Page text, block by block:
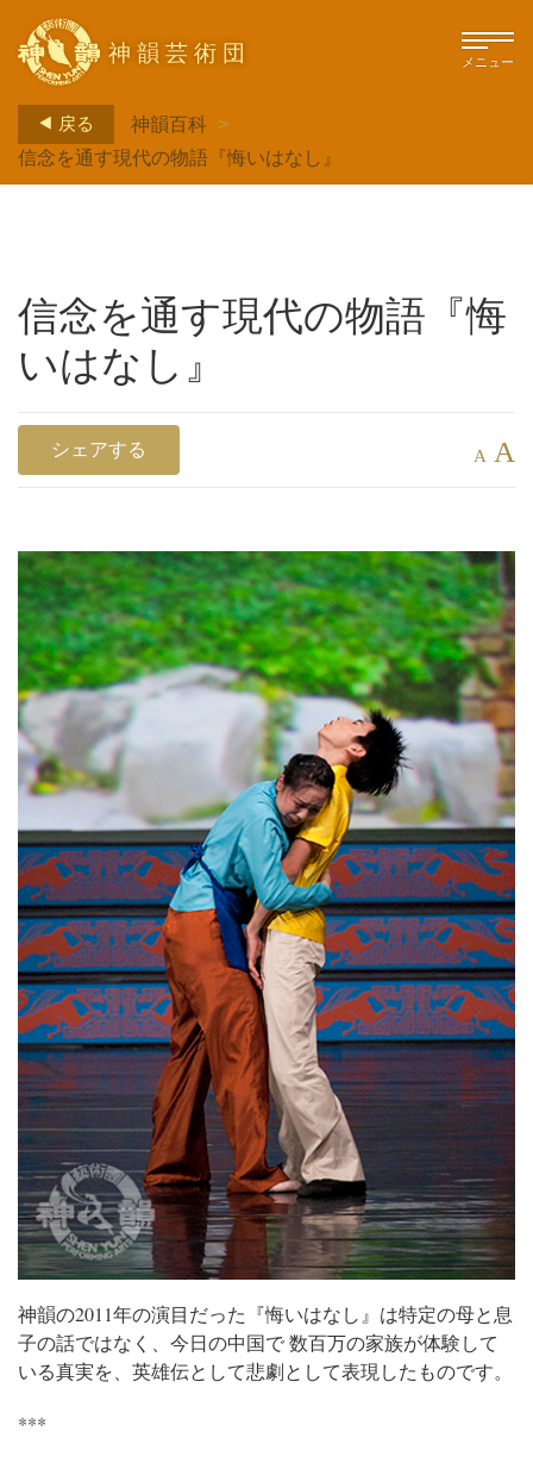
神韻芸術団 メニュー
戻る 神韻百科 >
信念を通す現代の物語『悔いはなし』
信念を通す現代の物語『悔
いはなし』
シェアする A A
神韻の2011年の演目だった『悔いはなし』は特定の母と息
子の話ではなく、今日の中国で 数百万の家族が体験して
いる真実を、英雄伝として悲劇として表現したものです。
***